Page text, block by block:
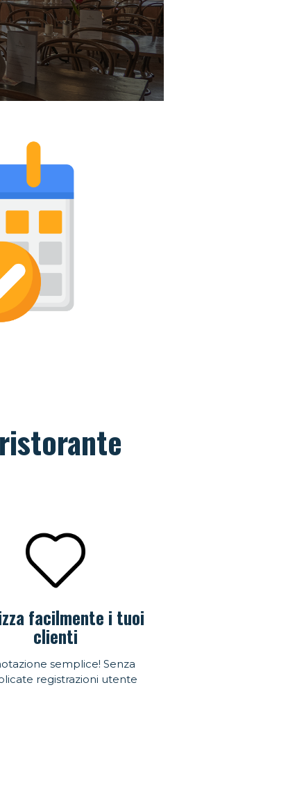
facilmente i tuoi
clienti
semplice! Senza
registrazioni utente